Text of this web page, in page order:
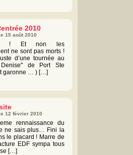
2010
15 août 2010
! Et non les
ne sont pas morts !
d’une tournée au
de Port Ste
garonne … ) […]
12 février 2010
rennaissance du
ne sais plus… Fini la
le placard ! Marre de
EDF sympa tous
se […]